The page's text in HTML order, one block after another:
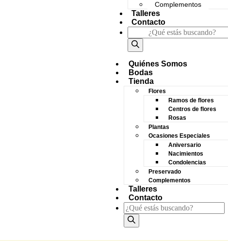
Complementos
Talleres
Contacto
Quiénes Somos
Bodas
Tienda
Flores
Ramos de flores
Centros de flores
Rosas
Plantas
Ocasiones Especiales
Aniversario
Nacimientos
Condolencias
Preservado
Complementos
Talleres
Contacto